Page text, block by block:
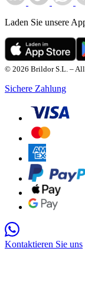
Laden Sie unsere
© 2026 Brildor S.L. –
Sichere Zahlung
Kontaktieren Sie uns